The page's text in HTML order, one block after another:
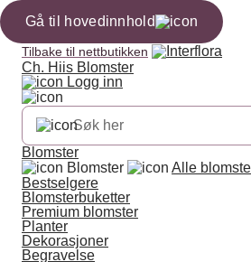
Gå til hovedinnhold
Tilbake til nettbutikken
Ch. Hiis Blomster
Logg inn
Blomster
Blomster
Alle
Bestselgere
Blomsterbuketter
Premium blomster
Planter
Dekorasjoner
Begravelse